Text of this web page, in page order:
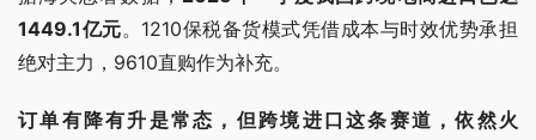
1449.1亿元。1210保税备货模式凭借成本与时效优势承担
绝对主力，9610直购作为补充。
订单有降有升是常态，但跨境进口这条赛道，依然火